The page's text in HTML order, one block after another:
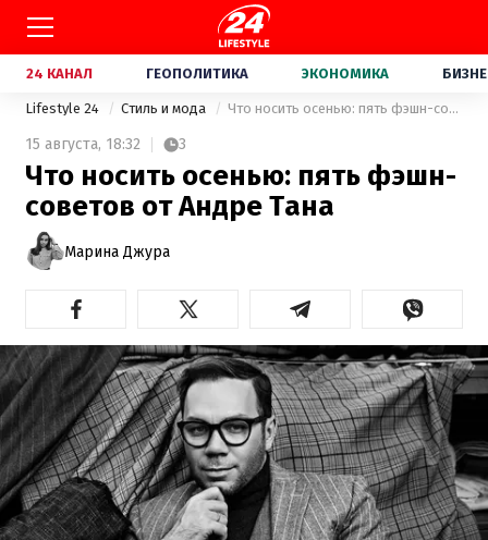
24 КАНАЛ ГЕОПОЛИТИКА ЭКОНОМИКА
Lifestyle 24 Стиль и мода Что носить осенью: пять фэшн-советов от Андре Тана
15 августа, 18:32 3
Что носить осенью: пять фэшн-
советов от Андре Тана
Марина Джура